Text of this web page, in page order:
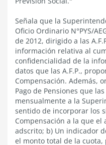
Señala que la
Oficio Ordinario N°PYS/
de 2012, dirigido a las
información relativa al
confidencialidad de la
datos que las A.F.P.,
Compensación. Además,
Pago de Pensiones que
mensualmente a la
sentido de incorporar los
Compensación a la que
adscrito; b) Un indicador
el monto total de la